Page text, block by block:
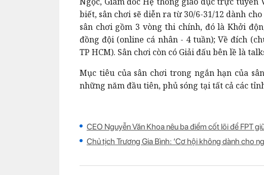
biết, sân chơi sẽ diễn ra từ 30/6-31/12 dành
sân chơi gồm 3 vòng thi chính, đó là Khởi
đồng đội (online cá nhân - 4 tuần); Về đích
TP HCM). Sân chơi còn có Giải đấu bên lề là
Mục tiêu của sân chơi trong ngắn hạn của
những năm đầu tiên, phủ sóng tại tất cả các
CEO Nguyễn Văn Khoa nêu ba điểm cốt lõi để FPT
Chủ tịch Trương Gia Bình: ‘Cơ hội không dành cho